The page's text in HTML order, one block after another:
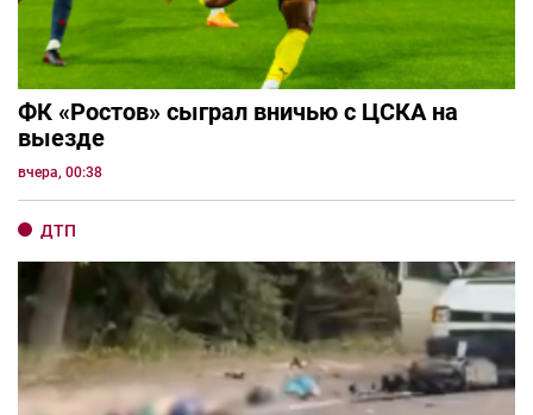
ФК «Ростов» сыграл вничью с ЦСКА на
выезде
вчера, 00:38
ДТП